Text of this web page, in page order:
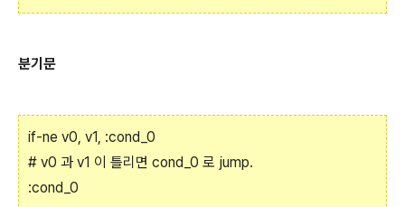
분기문
if-ne v0, v1, :cond_0
# v0 과 v1 이 틀리면 cond_0 로 jump.
:cond_0